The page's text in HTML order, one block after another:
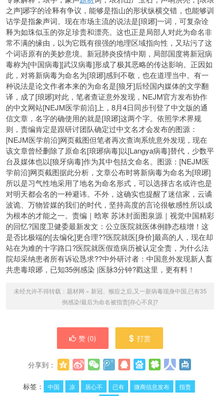
之声]琊字的诠释有争议，能够是指山的形状纵横交错，也能够训
诂学是指象声词。现在市场主流的说法是[琅琊]一词，可复杂诠
释为如珠似玉的弥足珍贵和漂亮。这也正是局部人对此为命名非
常不满的缘由，以为它既有很强的地理区域指向性，又玷污了这
个词语原有的美妙意境。新冠肺炎疫情中期，局部国度将新冠病
毒称为[中国病毒][武汉病毒]形成了极其恶略的传达影响。正因如
此，对将新病毒为命名为[琅琊]感到不敬，也在道理当中。有一
种说法是论文作者本来的为命名是[狼牙]后经国内媒体的文学翻
译，成了[琅琊]对此，笔者查证意外发现，NEJM官方发布协作
的中文网站[NEJM医学前沿]上，8月4日同步刊登了中文版的通
信文章，名字的确使用的就是[琅琊]这两个字。依照学术界规
则，责编肯定是跟研讨团队确定过中文名才会发布的图源：
[NEJM医学前沿]网页截图但笔者再次查询系统意外发现，现在
该文章曾经删除了原命名[琅琊病毒]以[Langya病毒]替代，少数平
台及媒体也以[狼牙病毒]作为其中包括文命名。图源：[NEJM医
学前沿]网页截图据此分析，文章公布时将新病毒为命名为[琅琊]
所以是习气性地采用了地名为命名形式，可以选择古名或许也是
对明天都会名的一种避讳。不外，这确实也提醒了迷信家，云谲
波诡、万物皆媒的我们的时代，坚持高度的言论很敏感性所以成
为根本的才能之一。责编｜晗寒 苏沐封面图泉源｜视觉中国精彩
的回忆?国度卫健委最新发文：公立医院就医体例静态核增！这
是否比极端的[去编化]更合理??医院就医[身价]最高的人，现在却
站在为难的十字路口?医院就医假造病历被认定全责，为什么法
院却采纳患者所有诉讼恳求??中外研讨者：中国意外发现新人畜
共患毒琅琊，已知35例感染 |医脉3分钟?戳这里，更有料！
未经允许不得转载： 题材网 » 新冠、猴痘之后,又一新病毒现身中国,已有35
例感染!最后为命名被指责[存心不良]?
赞 (0) 打赏
分享到：
标签：
中国 凉 居心不 已有 微商信息发布
指责